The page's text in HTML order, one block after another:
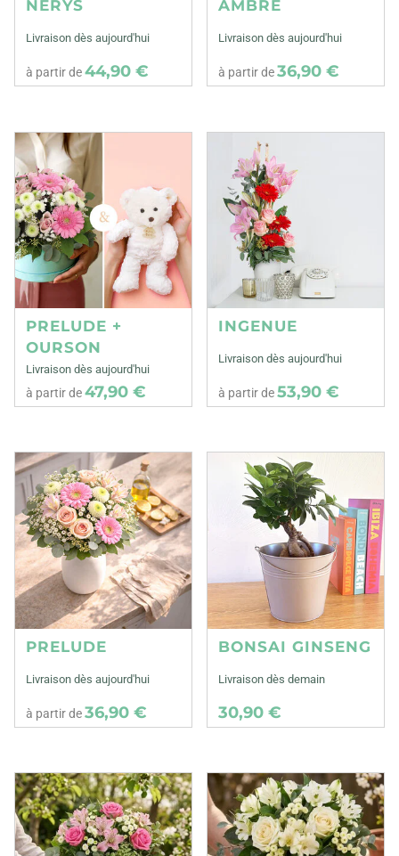
NERYS
Livraison dès aujourd'hui
à partir de44,90 €
AMBRE
Livraison dès aujourd'hui
à partir de36,90 €
PRELUDE +
OURSON
Livraison dès aujourd'hui
à partir de47,90 €
INGENUE
Livraison dès aujourd'hui
à partir de53,90 €
PRELUDE
Livraison dès aujourd'hui
à partir de36,90 €
BONSAI GINSENG
Livraison dès demain
30,90 €